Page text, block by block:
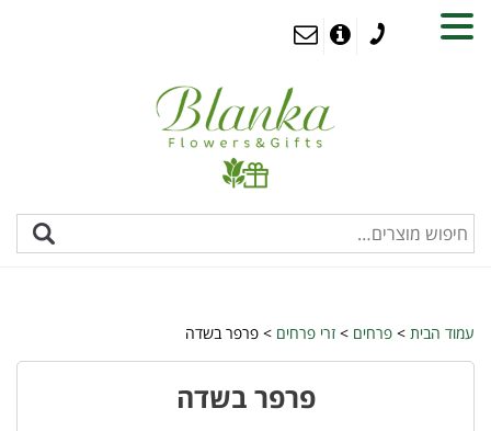
עמוד הבית > פרחים > זרי פרחים > פרפר בשדה
פרפר בשדה